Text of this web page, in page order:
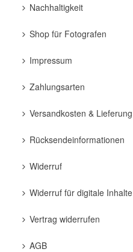
Nachhaltigkeit
Shop für Fotografen
Impressum
Zahlungsarten
Versandkosten & Lieferung
Rücksendeinformationen
Widerruf
Widerruf für digitale Inhalte
Vertrag widerrufen
AGB